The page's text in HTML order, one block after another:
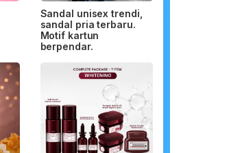
Sandal unisex trendi,
sandal pria terbaru.
Motif kartun
berpendar.